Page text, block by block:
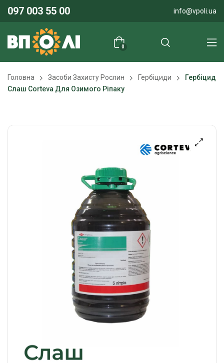
097 003 55 00 info@vpoli.ua
0
Головна Засоби Захисту Рослин Гербіциди
Гербіцид
Слаш Corteva Для Озимого Ріпаку